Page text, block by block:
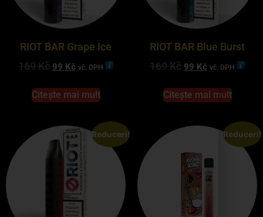
RIOT BAR Grape Ice
169Kč 99 Kč vč. DPH
Citește mai mult
RIOT BAR Blue Burst
169Kč 99 Kč vč. DPH
Citește mai mult
Reduceri! Reduceri!